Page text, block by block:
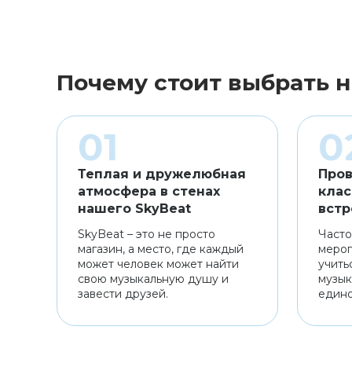
Почему стоит выбрать
Теплая и дружелюбная
атмосфера в стенах
нашего SkyBeat
SkyBeat – это не просто
магазин, а место, где каждый
может человек может найти
свою музыкальную душу и
завести друзей.